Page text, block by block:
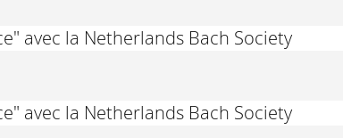
avec la Netherlands Bach Society
avec la Netherlands Bach Society